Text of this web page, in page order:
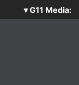
▾ G11 Media:
SecurityOpenLab